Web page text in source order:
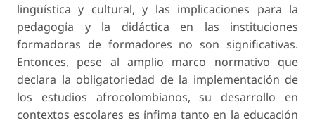
lingüística y cultural, y las implicaciones para la
pedagogía y la didáctica en las instituciones
formadoras de formadores no son significativas.
Entonces, pese al amplio marco normativo que
declara la obligatoriedad de la implementación de
los estudios afrocolombianos, su desarrollo en
contextos escolares es ínfima tanto en la educación